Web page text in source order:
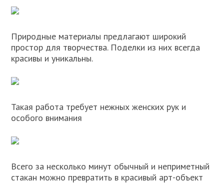
Природные материалы предлагают широкий
простор для творчества. Поделки из них всегда
красивы и уникальны.
Такая работа требует нежных женских рук и
особого внимания
Всего за несколько минут обычный и неприметный
стакан можно превратить в красивый арт-объект